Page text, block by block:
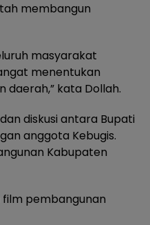
membangun
masyarakat
menentukan
daerah,” kata Dollah.
diskusi antara Bupati
anggota Kebugis.
Kabupaten
pembangunan